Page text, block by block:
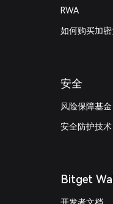
RWA
如何购买加
安全
风险保障基金
安全防护技术
Bitget